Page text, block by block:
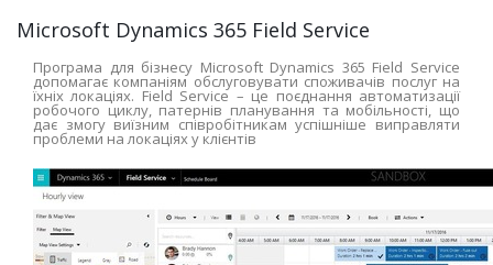
Microsoft Dynamics 365 Field Service
Програма для бізнесу Microsoft Dynamics 365 Field Service
допомагає компаніям обслуговувати споживачів послуг на
їхніх локаціях. Field Service – це поєднання автоматизації
робочого циклу, патернів планування та мобільності, що
дає змогу виїзним співробітникам успішніше виправляти
проблеми на локаціях у клієнтів